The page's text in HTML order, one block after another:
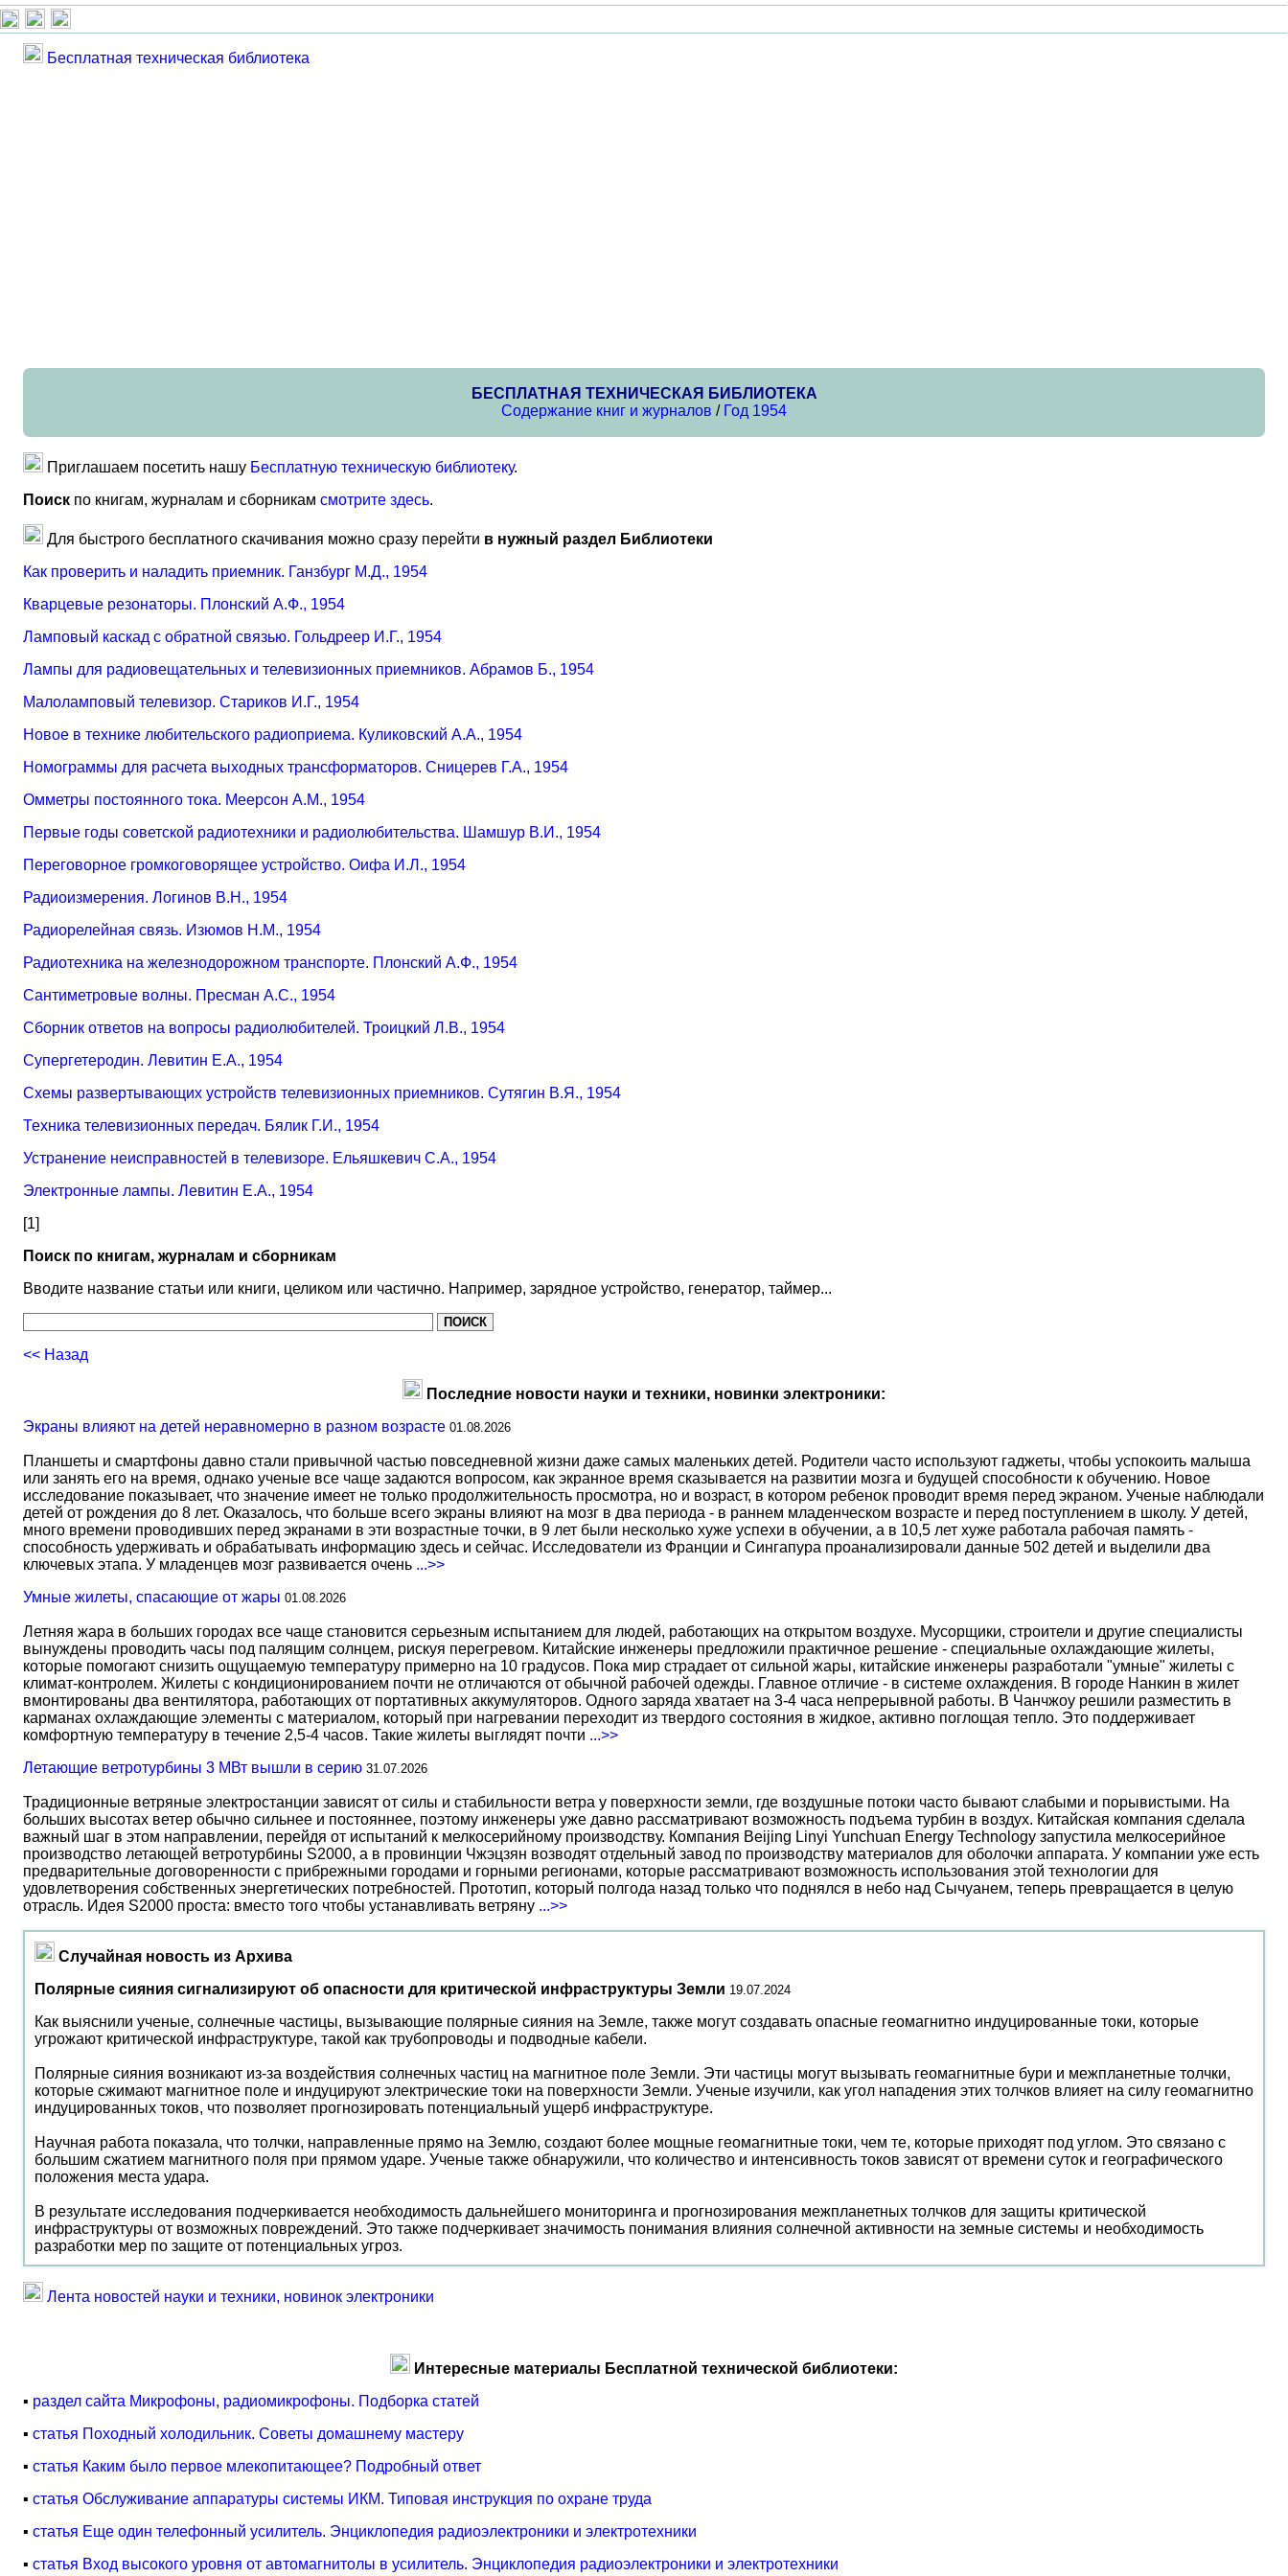
Бесплатная техническая библиотека
БЕСПЛАТНАЯ ТЕХНИЧЕСКАЯ БИБЛИОТЕКА
Содержание книг и журналов / Год 1954
Приглашаем посетить нашу Бесплатную техническую библиотеку.
Поиск по книгам, журналам и сборникам смотрите здесь.
Для быстрого бесплатного скачивания можно сразу перейти в нужный раздел Библиотеки
Как проверить и наладить приемник. Ганзбург М.Д., 1954
Кварцевые резонаторы. Плонский А.Ф., 1954
Ламповый каскад с обратной связью. Гольдреер И.Г., 1954
Лампы для радиовещательных и телевизионных приемников. Абрамов Б., 1954
Малоламповый телевизор. Стариков И.Г., 1954
Новое в технике любительского радиоприема. Куликовский А.А., 1954
Номограммы для расчета выходных трансформаторов. Сницерев Г.А., 1954
Омметры постоянного тока. Меерсон А.М., 1954
Первые годы советской радиотехники и радиолюбительства. Шамшур В.И., 1954
Переговорное громкоговорящее устройство. Оифа И.Л., 1954
Радиоизмерения. Логинов В.Н., 1954
Радиорелейная связь. Изюмов Н.М., 1954
Радиотехника на железнодорожном транспорте. Плонский А.Ф., 1954
Сантиметровые волны. Пресман А.С., 1954
Сборник ответов на вопросы радиолюбителей. Троицкий Л.В., 1954
Супергетеродин. Левитин Е.А., 1954
Схемы развертывающих устройств телевизионных приемников. Сутягин В.Я., 1954
Техника телевизионных передач. Бялик Г.И., 1954
Устранение неисправностей в телевизоре. Ельяшкевич С.А., 1954
Электронные лампы. Левитин Е.А., 1954
[1]
Поиск по книгам, журналам и сборникам
Вводите название статьи или книги, целиком или частично. Например, зарядное устройство, генератор, таймер...
<< Назад
Последние новости науки и техники, новинки электроники:
Экраны влияют на детей неравномерно в разном возрасте 01.08.2026
Планшеты и смартфоны давно стали привычной частью повседневной жизни даже самых маленьких детей. Родители часто используют гаджеты, чтобы успокоить малыша
или занять его на время, однако ученые все чаще задаются вопросом, как экранное время сказывается на развитии мозга и будущей способности к обучению. Новое
исследование показывает, что значение имеет не только продолжительность просмотра, но и возраст, в котором ребенок проводит время перед экраном. Ученые наблюдали
детей от рождения до 8 лет. Оказалось, что больше всего экраны влияют на мозг в два периода - в раннем младенческом возрасте и перед поступлением в школу. У детей,
много времени проводивших перед экранами в эти возрастные точки, в 9 лет были несколько хуже успехи в обучении, а в 10,5 лет хуже работала рабочая память -
способность удерживать и обрабатывать информацию здесь и сейчас. Исследователи из Франции и Сингапура проанализировали данные 502 детей и выделили два
ключевых этапа. У младенцев мозг развивается очень ...>>
Умные жилеты, спасающие от жары 01.08.2026
Летняя жара в больших городах все чаще становится серьезным испытанием для людей, работающих на открытом воздухе. Мусорщики, строители и другие специалисты
вынуждены проводить часы под палящим солнцем, рискуя перегревом. Китайские инженеры предложили практичное решение - специальные охлаждающие жилеты,
которые помогают снизить ощущаемую температуру примерно на 10 градусов. Пока мир страдает от сильной жары, китайские инженеры разработали "умные" жилеты с
климат-контролем. Жилеты с кондиционированием почти не отличаются от обычной рабочей одежды. Главное отличие - в системе охлаждения. В городе Нанкин в жилет
вмонтированы два вентилятора, работающих от портативных аккумуляторов. Одного заряда хватает на 3-4 часа непрерывной работы. В Чанчжоу решили разместить в
карманах охлаждающие элементы с материалом, который при нагревании переходит из твердого состояния в жидкое, активно поглощая тепло. Это поддерживает
комфортную температуру в течение 2,5-4 часов. Такие жилеты выглядят почти ...>>
Летающие ветротурбины 3 МВт вышли в серию 31.07.2026
Традиционные ветряные электростанции зависят от силы и стабильности ветра у поверхности земли, где воздушные потоки часто бывают слабыми и порывистыми. На
больших высотах ветер обычно сильнее и постояннее, поэтому инженеры уже давно рассматривают возможность подъема турбин в воздух. Китайская компания сделала
важный шаг в этом направлении, перейдя от испытаний к мелкосерийному производству. Компания Beijing Linyi Yunchuan Energy Technology запустила мелкосерийное
производство летающей ветротурбины S2000, а в провинции Чжэцзян возводят отдельный завод по производству материалов для оболочки аппарата. У компании уже есть
предварительные договоренности с прибрежными городами и горными регионами, которые рассматривают возможность использования этой технологии для
удовлетворения собственных энергетических потребностей. Прототип, который полгода назад только что поднялся в небо над Сычуанем, теперь превращается в целую
отрасль. Идея S2000 проста: вместо того чтобы устанавливать ветряну ...>>
Случайная новость из Архива
Полярные сияния сигнализируют об опасности для критической инфраструктуры Земли 19.07.2024
Как выяснили ученые, солнечные частицы, вызывающие полярные сияния на Земле, также могут создавать опасные геомагнитно индуцированные токи, которые
угрожают критической инфраструктуре, такой как трубопроводы и подводные кабели.
Полярные сияния возникают из-за воздействия солнечных частиц на магнитное поле Земли. Эти частицы могут вызывать геомагнитные бури и межпланетные толчки,
которые сжимают магнитное поле и индуцируют электрические токи на поверхности Земли. Ученые изучили, как угол нападения этих толчков влияет на силу геомагнитно
индуцированных токов, что позволяет прогнозировать потенциальный ущерб инфраструктуре.
Научная работа показала, что толчки, направленные прямо на Землю, создают более мощные геомагнитные токи, чем те, которые приходят под углом. Это связано с
большим сжатием магнитного поля при прямом ударе. Ученые также обнаружили, что количество и интенсивность токов зависят от времени суток и географического
положения места удара.
В результате исследования подчеркивается необходимость дальнейшего мониторинга и прогнозирования межпланетных толчков для защиты критической
инфраструктуры от возможных повреждений. Это также подчеркивает значимость понимания влияния солнечной активности на земные системы и необходимость
разработки мер по защите от потенциальных угроз.
Лента новостей науки и техники, новинок электроники
Интересные материалы Бесплатной технической библиотеки:
▪ раздел сайта Микрофоны, радиомикрофоны. Подборка статей
▪ статья Походный холодильник. Советы домашнему мастеру
▪ статья Каким было первое млекопитающее? Подробный ответ
▪ статья Обслуживание аппаратуры системы ИКМ. Типовая инструкция по охране труда
▪ статья Еще один телефонный усилитель. Энциклопедия радиоэлектроники и электротехники
▪ статья Вход высокого уровня от автомагнитолы в усилитель. Энциклопедия радиоэлектроники и электротехники